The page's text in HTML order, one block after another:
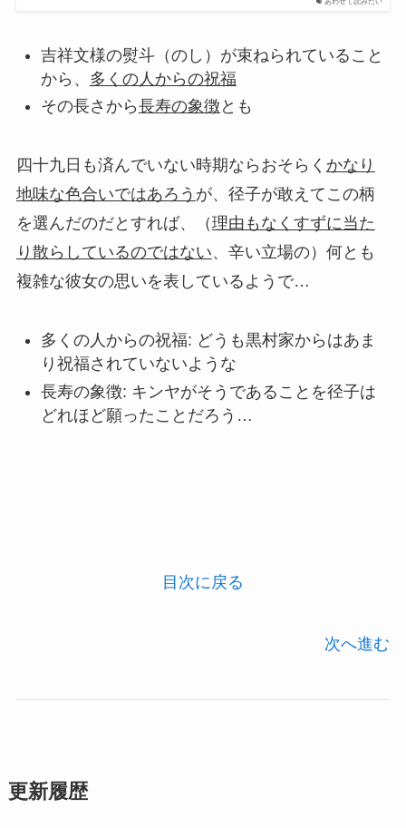
吉祥文様の熨斗（のし）が束ねられていること
から、 多くの人からの祝福
その長さから長寿の象徴 とも
四十九日も済んでいない時期ならおそらく かなり
地味な色合いではあろう が、径子が敢えてこの柄
を選んだのだとすれば、（理由もなくすずに当た
り散らしているのではない、辛い立場の）何とも
複雑な彼女の思いを表しているようで…
多くの人からの祝福: どうも黒村家からはあま
り祝福されていないような
長寿の象徴: キンヤがそうであることを径子は
どれほど願ったことだろう…
目次に戻る
次へ進む
更新履歴